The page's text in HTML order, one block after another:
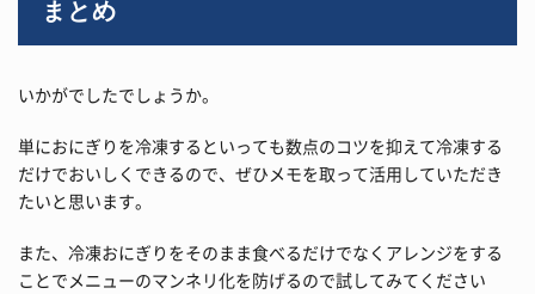
まとめ
いかがでしたでしょうか。
単におにぎりを冷凍するといっても数点のコツを抑えて冷凍する
だけでおいしくできるので、ぜひメモを取って活用していただき
たいと思います。
また、冷凍おにぎりをそのまま食べるだけでなくアレンジをする
ことでメニューのマンネリ化を防げるので試してみてください